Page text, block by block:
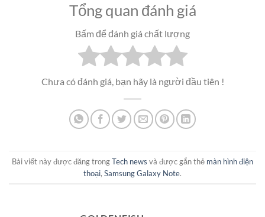
Tổng quan đánh giá
Bấm để đánh giá chất lượng
Chưa có đánh giá, bạn hãy là người đầu tiên !
Bài viết này được đăng trongTech news và được gắn thẻ màn hình điện
thoại, Samsung Galaxy Note.